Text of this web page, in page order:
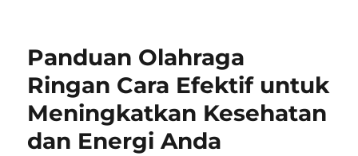
Panduan Olahraga
Ringan Cara Efektif untuk
Meningkatkan Kesehatan
dan Energi Anda